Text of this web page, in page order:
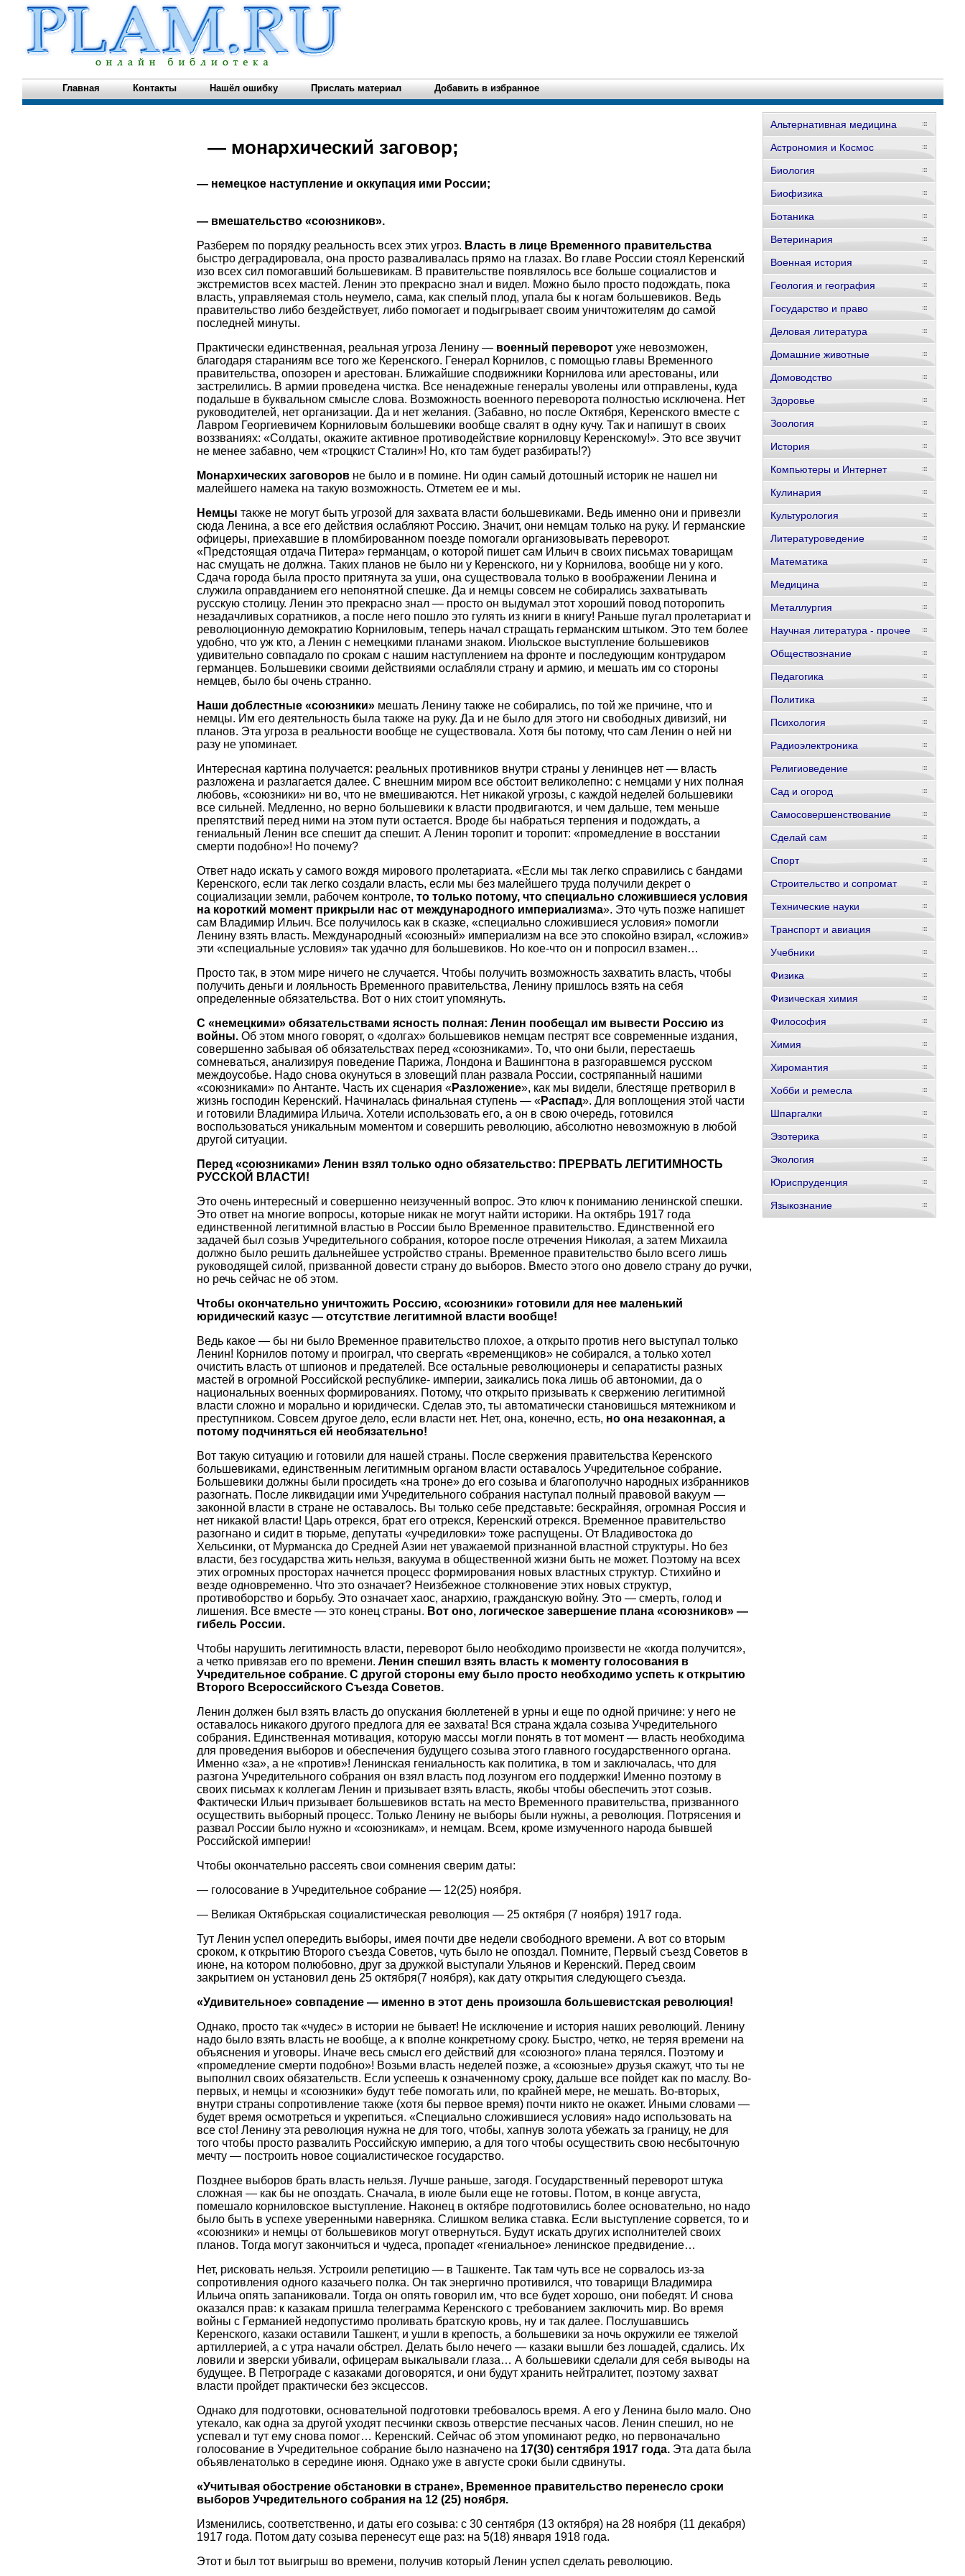
Главная Контакты Нашёл ошибку Прислать материал Добавить в избранное
— монархический заговор;
— немецкое наступление и оккупация ими России;
— вмешательство «союзников».
Разберем по порядку реальность всех этих угроз. Власть в лице Временного правительства
быстро деградировала, она просто разваливалась прямо на глазах. Во главе России стоял Керенский
изо всех сил помогавший большевикам. В правительстве появлялось все больше социалистов и
экстремистов всех мастей. Ленин это прекрасно знал и видел. Можно было просто подождать, пока
власть, управляемая столь неумело, сама, как спелый плод, упала бы к ногам большевиков. Ведь
правительство либо бездействует, либо помогает и подыгрывает своим уничтожителям до самой
последней минуты.
Практически единственная, реальная угроза Ленину — военный переворотуже невозможен,
благодаря стараниям все того же Керенского. Генерал Корнилов, с помощью главы Временного
правительства, опозорен и арестован. Ближайшие сподвижники Корнилова или арестованы, или
застрелились. В армии проведена чистка. Все ненадежные генералы уволены или отправлены, куда
подальше в буквальном смысле слова. Возможность военного переворота полностью исключена. Нет
руководителей, нет организации. Да и нет желания. (Забавно, но после Октября, Керенского вместе с
Лавром Георгиевичем Корниловым большевики вообще свалят в одну кучу. Так и напишут в своих
воззваниях: «Солдаты, окажите активное противодействие корниловцу Керенскому!». Это все звучит
не менее забавно, чем «троцкист Сталин»! Но, кто там будет разбирать!?)
Монархических заговоровне было и в помине. Ни один самый дотошный историк не нашел ни
малейшего намека на такую возможность. Отметем ее и мы.
Немцы также не могут быть угрозой для захвата власти большевиками. Ведь именно они и привезли
сюда Ленина, а все его действия ослабляют Россию. Значит, они немцам только на руку. И германские
офицеры, приехавшие в пломбированном поезде помогали организовывать переворот.
«Предстоящая отдача Питера» германцам, о которой пишет сам Ильич в своих письмах товарищам
нас смущать не должна. Таких планов не было ни у Керенского, ни у Корнилова, вообще ни у кого.
Сдача города была просто притянута за уши, она существовала только в воображении Ленина и
служила оправданием его непонятной спешке. Да и немцы совсем не собирались захватывать
русскую столицу. Ленин это прекрасно знал — просто он выдумал этот хороший повод поторопить
незадачливых соратников, а после него пошло это гулять из книги в книгу! Раньше пугал пролетариат и
революционную демократию Корниловым, теперь начал стращать германским штыком. Это тем более
удобно, что уж кто, а Ленин с немецкими планами знаком. Июльское выступление большевиков
удивительно совпадало по срокам с нашим наступлением на фронте и последующим контрударом
германцев. Большевики своими действиями ослабляли страну и армию, и мешать им со стороны
немцев, было бы очень странно.
Наши доблестные «союзники»мешать Ленину также не собирались, по той же причине, что и
немцы. Им его деятельность была также на руку. Да и не было для этого ни свободных дивизий, ни
планов. Эта угроза в реальности вообще не существовала. Хотя бы потому, что сам Ленин о ней ни
разу не упоминает.
Интересная картина получается: реальных противников внутри страны у ленинцев нет — власть
разложена и разлагается далее. С внешним миром все обстоит великолепно: с немцами у них полная
любовь, «союзники» ни во, что не вмешиваются. Нет никакой угрозы, с каждой неделей большевики
все сильней. Медленно, но верно большевики к власти продвигаются, и чем дальше, тем меньше
препятствий перед ними на этом пути остается. Вроде бы набраться терпения и подождать, а
гениальный Ленин все спешит да спешит. А Ленин торопит и торопит: «промедление в восстании
смерти подобно»! Но почему?
Ответ надо искать у самого вождя мирового пролетариата. «Если мы так легко справились с бандами
Керенского, если так легко создали власть, если мы без малейшего труда получили декрет о
социализации земли, рабочем контроле, то только потому, что специально сложившиеся условия
на короткий момент прикрыли нас от международного империализма». Это чуть позже напишет
сам Владимир Ильич. Все получилось как в сказке, «специально сложившиеся условия» помогли
Ленину взять власть. Международный «союзный» империализм на все это спокойно взирал, «сложив»
эти «специальные условия» так удачно для большевиков. Но кое-что он и попросил взамен…
Просто так, в этом мире ничего не случается. Чтобы получить возможность захватить власть, чтобы
получить деньги и лояльность Временного правительства, Ленину пришлось взять на себя
определенные обязательства. Вот о них стоит упомянуть.
С «немецкими» обязательствами ясность полная: Ленин пообещал им вывести Россию из
войны.Об этом много говорят, о «долгах» большевиков немцам пестрят все современные издания,
совершенно забывая об обязательствах перед «союзниками». То, что они были, перестаешь
сомневаться, анализируя поведение Парижа, Лондона и Вашингтона в разгоравшемся русском
междоусобье. Надо снова окунуться в зловещий план развала России, состряпанный нашими
«союзниками» по Антанте. Часть их сценария «Разложение», как мы видели, блестяще претворил в
жизнь господин Керенский. Начиналась финальная ступень — «Распад». Для воплощения этой части
и готовили Владимира Ильича. Хотели использовать его, а он в свою очередь, готовился
воспользоваться уникальным моментом и совершить революцию, абсолютно невозможную в любой
другой ситуации.
Перед «союзниками» Ленин взял только одно обязательство: ПРЕРВАТЬ ЛЕГИТИМНОСТЬ
РУССКОЙ ВЛАСТИ!
Это очень интересный и совершенно неизученный вопрос. Это ключ к пониманию ленинской спешки.
Это ответ на многие вопросы, которые никак не могут найти историки. На октябрь 1917 года
единственной легитимной властью в России было Временное правительство. Единственной его
задачей был созыв Учредительного собрания, которое после отречения Николая, а затем Михаила
должно было решить дальнейшее устройство страны. Временное правительство было всего лишь
руководящей силой, призванной довести страну до выборов. Вместо этого оно довело страну до ручки,
но речь сейчас не об этом.
Чтобы окончательно уничтожить Россию, «союзники» готовили для нее маленький
юридический казус — отсутствие легитимной власти вообще!
Ведь какое — бы ни было Временное правительство плохое, а открыто против него выступал только
Ленин! Корнилов потому и проиграл, что свергать «временщиков» не собирался, а только хотел
очистить власть от шпионов и предателей. Все остальные революционеры и сепаратисты разных
мастей в огромной Российской республике- империи, заикались пока лишь об автономии, да о
национальных военных формированиях. Потому, что открыто призывать к свержению легитимной
власти сложно и морально и юридически. Сделав это, ты автоматически становишься мятежником и
преступником. Совсем другое дело, если власти нет. Нет, она, конечно, есть, но она незаконная, а
потому подчиняться ей необязательно!
Вот такую ситуацию и готовили для нашей страны. После свержения правительства Керенского
большевиками, единственным легитимным органом власти оставалось Учредительное собрание.
Большевики должны были просидеть «на троне» до его созыва и благополучно народных избранников
разогнать. После ликвидации ими Учредительного собрания наступал полный правовой вакуум —
законной власти в стране не оставалось. Вы только себе представьте: бескрайняя, огромная Россия и
нет никакой власти! Царь отрекся, брат его отрекся, Керенский отрекся. Временное правительство
разогнано и сидит в тюрьме, депутаты «учредиловки» тоже распущены. От Владивостока до
Хельсинки, от Мурманска до Средней Азии нет уважаемой признанной властной структуры. Но без
власти, без государства жить нельзя, вакуума в общественной жизни быть не может. Поэтому на всех
этих огромных просторах начнется процесс формирования новых властных структур. Стихийно и
везде одновременно. Что это означает? Неизбежное столкновение этих новых структур,
противоборство и борьбу. Это означает хаос, анархию, гражданскую войну. Это — смерть, голод и
лишения. Все вместе — это конец страны. Вот оно, логическое завершение плана «союзников» —
гибель России.
Чтобы нарушить легитимность власти, переворот было необходимо произвести не «когда получится»,
а четко привязав его по времени. Ленин спешил взять власть к моменту голосования в
Учредительное собрание. С другой стороны ему было просто необходимо успеть к открытию
Второго Всероссийского Съезда Советов.
Ленин должен был взять власть до опускания бюллетеней в урны и еще по одной причине: у него не
оставалось никакого другого предлога для ее захвата! Вся страна ждала созыва Учредительного
собрания. Единственная мотивация, которую массы могли понять в тот момент — власть необходима
для проведения выборов и обеспечения будущего созыва этого главного государственного органа.
Именно «за», а не «против»! Ленинская гениальность как политика, в том и заключалась, что для
разгона Учредительного собрания он взял власть под лозунгом его поддержки! Именно поэтому в
своих письмах к коллегам Ленин и призывает взять власть, якобы чтобы обеспечить этот созыв.
Фактически Ильич призывает большевиков встать на место Временного правительства, призванного
осуществить выборный процесс. Только Ленину не выборы были нужны, а революция. Потрясения и
развал России было нужно и «союзникам», и немцам. Всем, кроме измученного народа бывшей
Российской империи!
Чтобы окончательно рассеять свои сомнения сверим даты:
— голосование в Учредительное собрание — 12(25) ноября.
— Великая Октябрьская социалистическая революция — 25 октября (7 ноября) 1917 года.
Тут Ленин успел опередить выборы, имея почти две недели свободного времени. А вот со вторым
сроком, к открытию Второго съезда Советов, чуть было не опоздал. Помните, Первый съезд Советов в
июне, на котором полюбовно, друг за дружкой выступали Ульянов и Керенский. Перед своим
закрытием он установил день 25 октября(7 ноября), как дату открытия следующего съезда.
«Удивительное» совпадение — именно в этот день произошла большевистская революция!
Однако, просто так «чудес» в истории не бывает! Не исключение и история наших революций. Ленину
надо было взять власть не вообще, а к вполне конкретному сроку. Быстро, четко, не теряя времени на
объяснения и уговоры. Иначе весь смысл его действий для «союзного» плана терялся. Поэтому и
«промедление смерти подобно»! Возьми власть неделей позже, а «союзные» друзья скажут, что ты не
выполнил своих обязательств. Если успеешь к означенному сроку, дальше все пойдет как по маслу. Во-
первых, и немцы и «союзники» будут тебе помогать или, по крайней мере, не мешать. Во-вторых,
внутри страны сопротивление также (хотя бы первое время) почти никто не окажет. Иными словами —
будет время осмотреться и укрепиться. «Специально сложившиеся условия» надо использовать на
все сто! Ленину эта революция нужна не для того, чтобы, хапнув золота убежать за границу, не для
того чтобы просто развалить Российскую империю, а для того чтобы осуществить свою несбыточную
мечту — построить новое социалистическое государство.
Позднее выборов брать власть нельзя. Лучше раньше, загодя. Государственный переворот штука
сложная — как бы не опоздать. Сначала, в июле были еще не готовы. Потом, в конце августа,
помешало корниловское выступление. Наконец в октябре подготовились более основательно, но надо
было быть в успехе уверенными наверняка. Слишком велика ставка. Если выступление сорвется, то и
«союзники» и немцы от большевиков могут отвернуться. Будут искать других исполнителей своих
планов. Тогда могут закончиться и чудеса, пропадет «гениальное» ленинское предвидение…
Нет, рисковать нельзя. Устроили репетицию — в Ташкенте. Так там чуть все не сорвалось из-за
сопротивления одного казачьего полка. Он так энергично противился, что товарищи Владимира
Ильича опять запаниковали. Тогда он опять говорил им, что все будет хорошо, они победят. И снова
оказался прав: к казакам пришла телеграмма Керенского с требованием заключить мир. Во время
войны с Германией недопустимо проливать братскую кровь, ну и так далее. Послушавшись
Керенского, казаки оставили Ташкент, и ушли в крепость, а большевики за ночь окружили ее тяжелой
артиллерией, а с утра начали обстрел. Делать было нечего — казаки вышли без лошадей, сдались. Их
ловили и зверски убивали, офицерам выкалывали глаза… А большевики сделали для себя выводы на
будущее. В Петрограде с казаками договорятся, и они будут хранить нейтралитет, поэтому захват
власти пройдет практически без эксцессов.
Однако для подготовки, основательной подготовки требовалось время. А его у Ленина было мало. Оно
утекало, как одна за другой уходят песчинки сквозь отверстие песчаных часов. Ленин спешил, но не
успевал и тут ему снова помог… Керенский. Сейчас об этом упоминают редко, но первоначально
голосование в Учредительное собрание было назначено на 17(30) сентября 1917 года.Эта дата была
объявленатолько в середине июня. Однако уже в августе сроки были сдвинуты.
«Учитывая обострение обстановки в стране», Временное правительство перенесло сроки
выборов Учредительного собрания на 12 (25) ноября.
Изменились, соответственно, и даты его созыва: с 30 сентября (13 октября) на 28 ноября (11 декабря)
1917 года. Потом дату созыва перенесут еще раз: на 5(18) января 1918 года.
Этот и был тот выигрыш во времени, получив который Ленин успел сделать революцию.
Альтернативная медицина
Астрономия и Космос
Биология
Биофизика
Ботаника
Ветеринария
Военная история
Геология и география
Государство и право
Деловая литература
Домашние животные
Домоводство
Здоровье
Зоология
История
Компьютеры и Интернет
Кулинария
Культурология
Литературоведение
Математика
Медицина
Металлургия
Научная литература - прочее
Обществознание
Педагогика
Политика
Психология
Радиоэлектроника
Религиоведение
Сад и огород
Самосовершенствование
Сделай сам
Спорт
Строительство и сопромат
Технические науки
Транспорт и авиация
Учебники
Физика
Физическая химия
Философия
Химия
Хиромантия
Хобби и ремесла
Шпаргалки
Эзотерика
Экология
Юриспруденция
Языкознание